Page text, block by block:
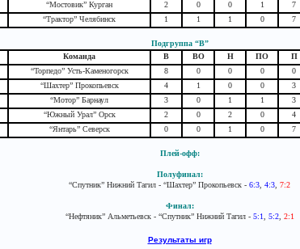
“Мостовик” Курган 2 0 0 1 7
“Трактор” Челябинск 1 1 1 0 7
Подгруппа “B”
Команда В ВО Н ПО П
“Торпедо” Усть-Каменогорск 8 0 0 0 0
“Шахтер” Прокопьевск 4 1 0 0 3
“Мотор” Барнаул 3 0 1 1 3
“Южный Урал” Орск 2 0 2 0 4
“Янтарь” Северск 0 0 1 0 7
Плей-офф:
Полуфинал:
“Спутник” Нижний Тагил - “Шахтер” Прокопьевск - 6:3 4:3 7:2
Финал:
“Нефтяник” Альметьевск - “Спутник” Нижний Тагил - 5:1 5:2, 2:1
Результаты игр